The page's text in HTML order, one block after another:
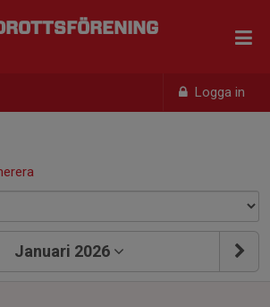
Logga in
Januari 2026